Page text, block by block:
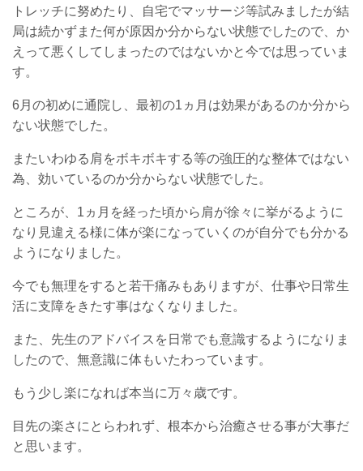
トレッチに努めたり、自宅でマッサージ等試みましたが結
局は続かずまた何が原因か分からない状態でしたので、か
えって悪くしてしまったのではないかと今では思っていま
す。
6月の初めに通院し、最初の1ヵ月は効果があるのか分から
ない状態でした。
またいわゆる肩をボキボキする等の強圧的な整体ではない
為、効いているのか分からない状態でした。
ところが、1ヵ月を経った頃から肩が徐々に挙がるように
なり見違える様に体が楽になっていくのが自分でも分かる
ようになりました。
今でも無理をすると若干痛みもありますが、仕事や日常生
活に支障をきたす事はなくなりました。
また、先生のアドバイスを日常でも意識するようになりま
したので、無意識に体もいたわっています。
もう少し楽になれば本当に万々歳です。
目先の楽さにとらわれず、根本から治癒させる事が大事だ
と思います。